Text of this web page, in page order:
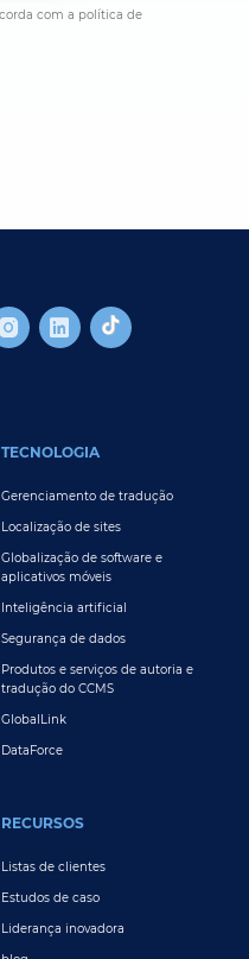
Gerenciamento de tradução
Localização de sites
Globalização de software e
Inteligência artificial
Segurança de dados
Produtos e serviços de autoria e
GlobalLink
DataForce
Listas de clientes
Estudos de caso
Liderança inovadora
blog